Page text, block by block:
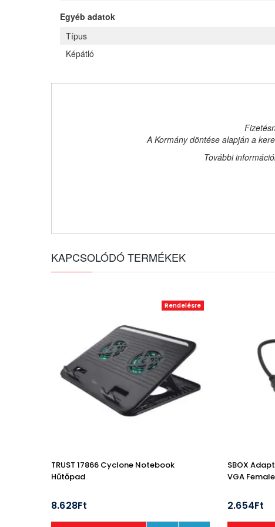
Egyéb adatok
Típus
Képátló
A Kormány döntése alapján a
További
KAPCSOLÓDÓ TERMÉKEK
Rendelésre
TRUST 17866 Cyclone Notebook
Hűtőpad
8.628Ft
SBOX
VGA Female
2.654Ft